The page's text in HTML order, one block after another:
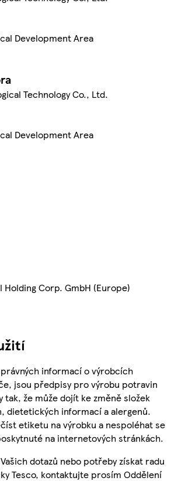
Development Area
Technology Co., Ltd.
Development Area
Holding Corp. GmbH (Europe)
informací o výrobcích
jsou předpisy pro výrobu potravin
tak, že může dojít ke změně složek
dietetických informací a alergenů.
etiketu na výrobku a nespoléhat se
na internetových stránkách.
dotazů nebo potřeby získat radu
Tesco, kontaktujte prosím Oddělení